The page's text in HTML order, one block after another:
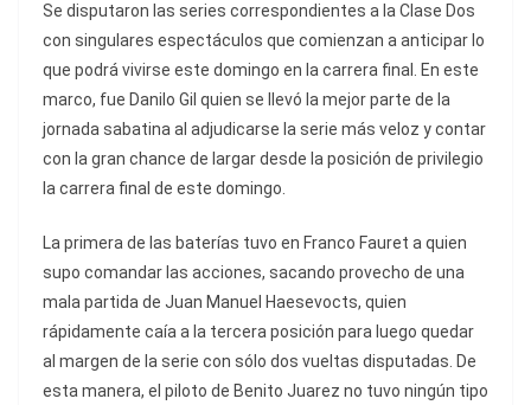
Se disputaron las series correspondientes a la Clase Dos
con singulares espectáculos que comienzan a anticipar lo
que podrá vivirse este domingo en la carrera final. En este
marco, fue Danilo Gil quien se llevó la mejor parte de la
jornada sabatina al adjudicarse la serie más veloz y contar
con la gran chance de largar desde la posición de privilegio
la carrera final de este domingo.
La primera de las baterías tuvo en Franco Fauret a quien
supo comandar las acciones, sacando provecho de una
mala partida de Juan Manuel Haesevocts, quien
rápidamente caía a la tercera posición para luego quedar
al margen de la serie con sólo dos vueltas disputadas. De
esta manera, el piloto de Benito Juarez no tuvo ningún tipo